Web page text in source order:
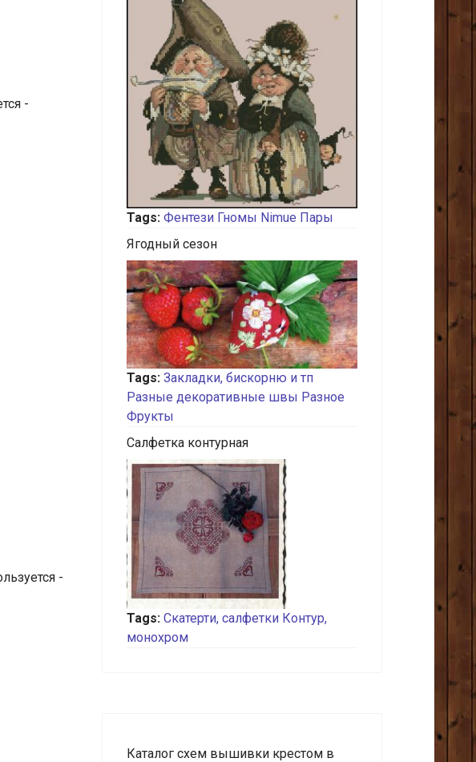
-
-
Tags: Фентези Гномы Nimue Пары
Ягодный сезон
Tags: Закладки, бискорню и тп
Разные декоративные швы Разное
Фрукты
Салфетка контурная
Tags: Скатерти, салфетки Контур,
монохром
Каталог схем вышивки крестом в